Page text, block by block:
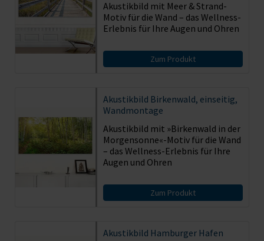
Akustikbild mit Meer & Strand-
Motiv für die Wand – das Wellness-
Erlebnis für Ihre Augen und Ohren
Zum Produkt
Akustikbild Birkenwald, einseitig,
Wandmontage
Akustikbild mit »Birkenwald in der
Morgensonne«-Motiv für die Wand
– das Wellness-Erlebnis für Ihre
Augen und Ohren
Zum Produkt
Akustikbild Hamburger Hafen